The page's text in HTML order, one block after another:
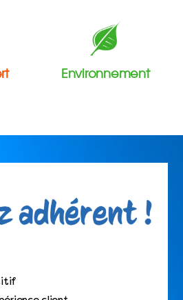
Environnement